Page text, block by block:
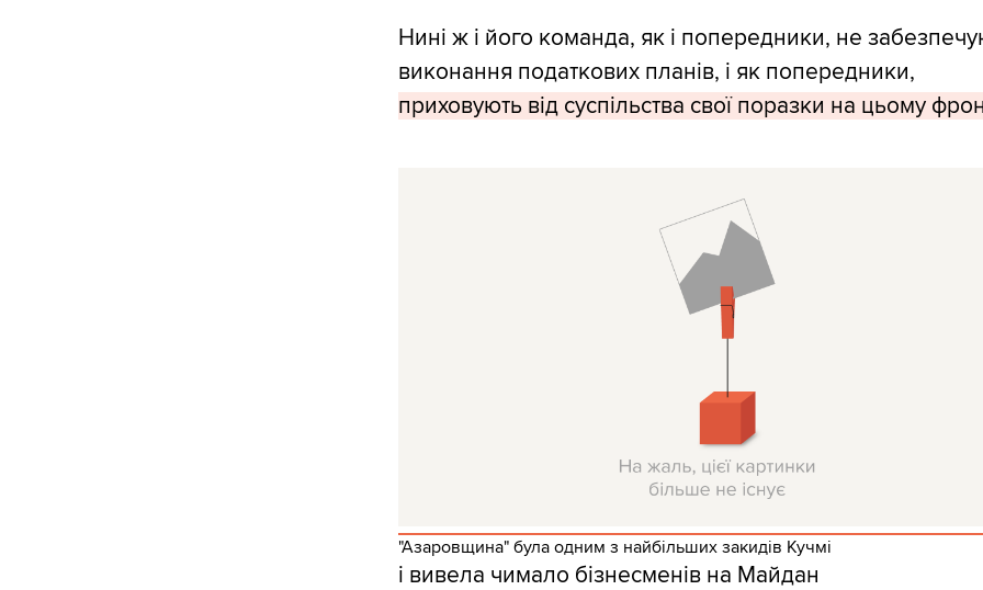
Нині ж і його команда, як і попередники, не
виконання податкових планів, і як попередники,
приховують від суспільства свої поразки на цьому
"Азаровщина" була одним з найбільших закидів Кучмі
і вивела чимало бізнесменів на Майдан